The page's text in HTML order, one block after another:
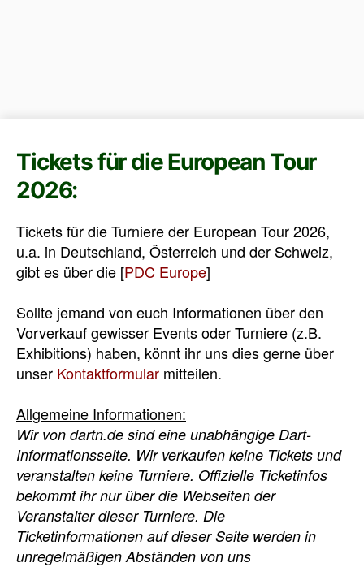
Tickets für die European Tour
2026:
Tickets für die Turniere der European Tour 2026,
u.a. in Deutschland, Österreich und der Schweiz,
gibt es über die [PDC Europe]
Sollte jemand von euch Informationen über den
Vorverkauf gewisser Events oder Turniere (z.B.
Exhibitions) haben, könnt ihr uns dies gerne über
unser Kontaktformular mitteilen.
Allgemeine Informationen:
Wir von dartn.de sind eine unabhängige Dart-
Informationsseite. Wir verkaufen keine Tickets und
veranstalten keine Turniere. Offizielle Ticketinfos
bekommt ihr nur über die Webseiten der
Veranstalter dieser Turniere. Die
Ticketinformationen auf dieser Seite werden in
unregelmäßigen Abständen von uns